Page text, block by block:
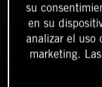
su
en su
analizar el uso
marketing.